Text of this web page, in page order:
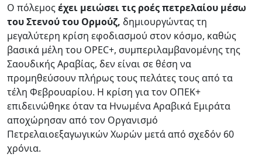
Ο πόλεμοςέχει μειώσει τις ροές πετρελαίου μέσω
του Στενού του Ορμούζ, δημιουργώντας τη
μεγαλύτερη κρίση εφοδιασμού στον κόσμο, καθώς
βασικά μέλη του OPEC+, συμπεριλαμβανομένης της
Σαουδικής Αραβίας, δεν είναι σε θέση να
προμηθεύσουν πλήρως τους πελάτες τους από τα
τέλη Φεβρουαρίου. Η κρίση για τον ΟΠΕΚ+
επιδεινώθηκε όταν τα Ηνωμένα Αραβικά Εμιράτα
αποχώρησαν από τον Οργανισμό
Πετρελαιοεξαγωγικών Χωρών μετά από σχεδόν 60
χρόνια.